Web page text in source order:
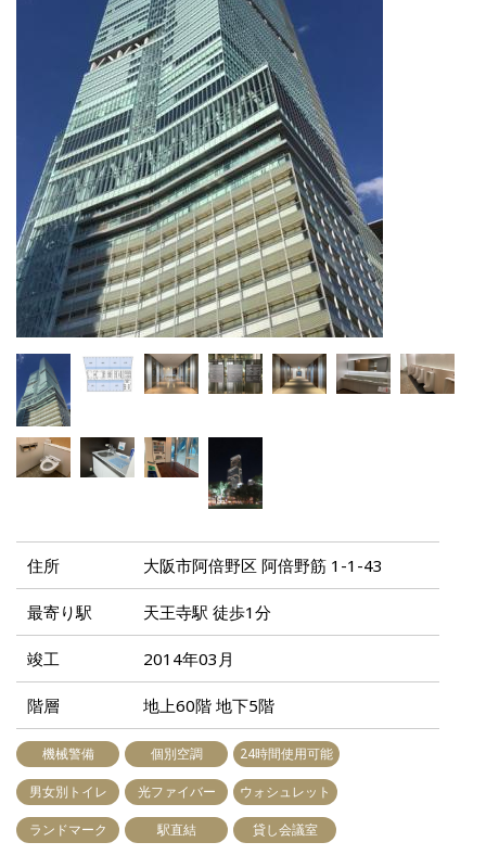
住所 大阪市阿倍野区 阿倍野筋 1-1-43
最寄り駅 天王寺駅 徒歩1分
竣工 2014年03月
階層 地上60階 地下5階
機械警備 個別空調 24時間使用可能
男女別トイレ 光ファイバー ウォシュレット
ランドマーク 駅直結 貸し会議室